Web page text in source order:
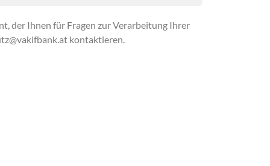
der Ihnen für Fragen zur Verarbeitung Ihrer
kontaktieren.